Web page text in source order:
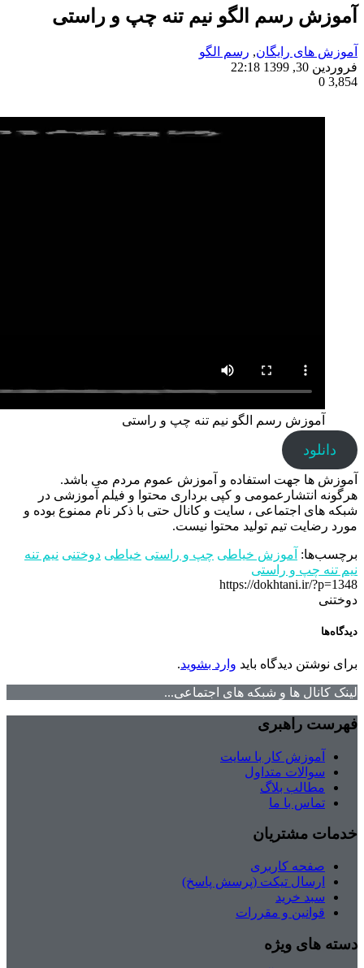
آموزش رسم الگو نیم تنه چپ و راستی
آموزش های رایگان, رسم الگو
فروردین 30, 1399 22:18
3,854
0
آموزش رسم الگو نیم تنه چپ و راستی
دانلود
آموزش ها جهت استفاده و آموزش عموم مردم می باشد.
هرگونه انتشارعمومی و کپی برداری محتوا و فیلم آموزشی در
شبکه های اجتماعی ، سایت و کانال حتی با ذکر نام ممنوع بوده و
مورد رضایت تیم تولید محتوا نیست.
برچسب‌ها: آموزش خیاطی چپ و راستی خیاطی دوختنی نیم تنه
نیم تنه چپ و راستی
https://dokhtani.ir/?p=1348
دوختنی
دیدگاه‌ها
برای نوشتن دیدگاه باید وارد بشوید.
لینک کانال ها و شبکه های اجتماعی...
فهرست راهبری
آموزش کار با سایت
سوالات متداول
مطالب بلاگ
تماس با ما
خدمات مشتریان
صفحه کاربری
ارسال تیکت (پرسش پاسخ)
سبد خرید
قوانین و مقررات
دسته های ویژه